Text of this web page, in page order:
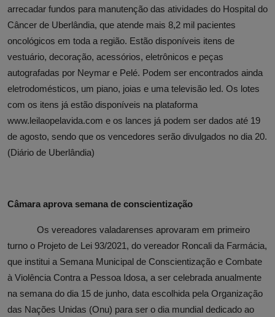
arrecadar fundos para manutenção das atividades do Hospital do
Câncer de Uberlândia, que atende mais 8,2 mil pacientes
oncológicos em toda a região. Estão disponíveis itens de
vestuário, decoração, acessórios, eletrônicos e peças
autografadas por Neymar e Pelé. Podem ser encontrados ainda
eletrodomésticos, um piano, joias e uma televisão led. Os lotes
com os itens já estão disponíveis na plataforma
www.leilaopelavida.com e os lances já podem ser dados até 19
de agosto, sendo que os vencedores serão divulgados no dia 20.
(Diário de Uberlândia)
Câmara aprova semana de conscientização
Os vereadores valadarenses aprovaram em primeiro
turno o Projeto de Lei 93/2021, do vereador Roncali da Farmácia,
que institui a Semana Municipal de Conscientização e Combate
à Violência Contra a Pessoa Idosa, a ser celebrada anualmente
na semana do dia 15 de junho, data escolhida pela Organização
das Nações Unidas (Onu) para ser o dia mundial dedicado ao